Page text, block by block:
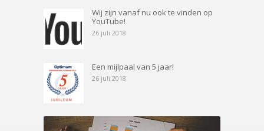
Wij zijn vanaf nu ook te vinden op
YouTube!
26 juli 2018
Een mijlpaal van 5 jaar!
26 juli 2018